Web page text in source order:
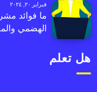
فبراير ٢٠, ٢٠٢٤
ما فوائد
الهضمي
هل تعلم